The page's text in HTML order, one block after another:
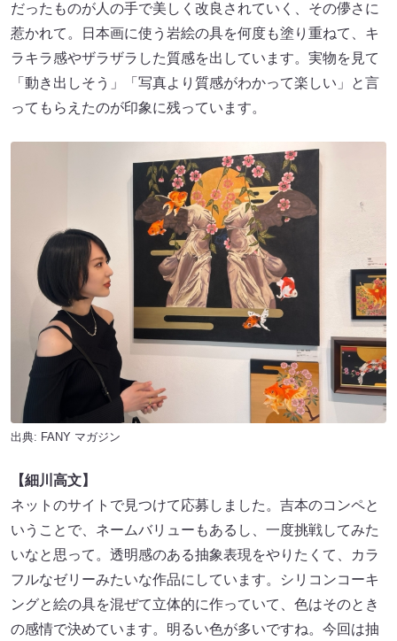
だったものが人の手で美しく改良されていく、その儚さに
惹かれて。日本画に使う岩絵の具を何度も塗り重ねて、キ
ラキラ感やザラザラした質感を出しています。実物を見て
「動き出しそう」「写真より質感がわかって楽しい」と言
ってもらえたのが印象に残っています。
出典: FANY マガジン
【細川高文】
ネットのサイトで見つけて応募しました。吉本のコンペと
いうことで、ネームバリューもあるし、一度挑戦してみた
いなと思って。透明感のある抽象表現をやりたくて、カラ
フルなゼリーみたいな作品にしています。シリコンコーキ
ングと絵の具を混ぜて立体的に作っていて、色はそのとき
の感情で決めています。明るい色が多いですね。今回は抽